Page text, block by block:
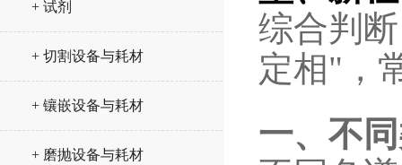
+ 试剂
+ 切割设备与耗材
+ 镶嵌设备与耗材
+ 磨抛设备与耗材
综合判
定相"，
一、不